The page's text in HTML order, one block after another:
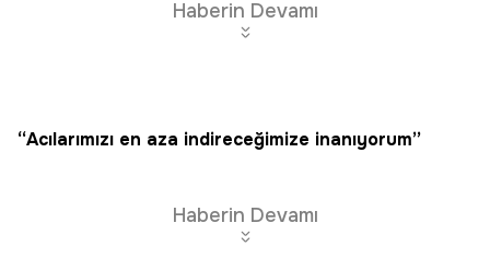
Haberin Devamı
“Acılarımızı en aza indireceğimize inanıyorum”
Haberin Devamı